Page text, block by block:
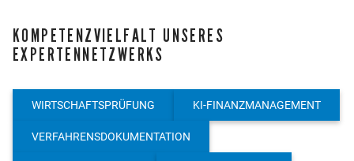
KOMPETENZVIELFALT UNSERES
EXPERTENNETZWERKS
WIRTSCHAFTSPRÜFUNG KI-FINANZMANAGEMENT
VERFAHRENSDOKUMENTATION